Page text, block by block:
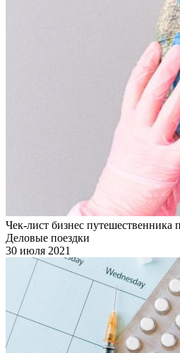
Чек-лист бизнес путешественника
Деловые поездки
30 июля 2021